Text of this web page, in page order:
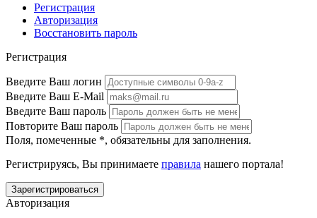
Регистрация
Авторизация
Восстановить пароль
Регистрация
Введите Ваш логин
Введите Ваш E-Mail
Введите Ваш пароль
Повторите Ваш пароль
Поля, помеченные *, обязательны для заполнения.
Регистрируясь, Вы принимаете правила нашего портала!
Авторизация